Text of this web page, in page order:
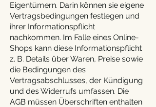
Eigentümern. Darin können sie eigene
Vertragsbedingungen festlegen und
ihrer Informationspflicht
nachkommen. Im Falle eines Online-
Shops kann diese Informationspflicht
z. B. Details über Waren, Preise sowie
die Bedingungen des
Vertragsabschlusses, der Kündigung
und des Widerrufs umfassen. Die
AGB müssen Überschriften enthalten